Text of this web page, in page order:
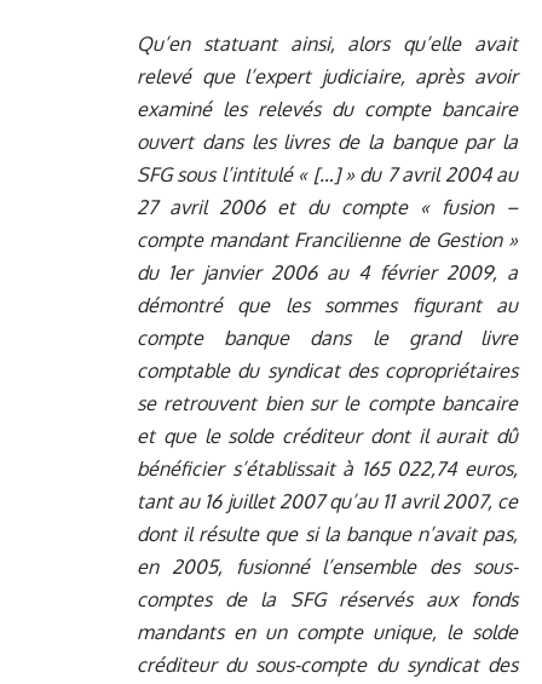
Qu’en statuant ainsi, alors qu’elle avait
relevé que l’expert judiciaire, après avoir
examiné les relevés du compte bancaire
ouvert dans les livres de la banque par la
SFG sous l’intitulé « […] » du 7 avril 2004 au
27 avril 2006 et du compte « fusion –
compte mandant Francilienne de Gestion »
du 1er janvier 2006 au 4 février 2009, a
démontré que les sommes figurant au
compte banque dans le grand livre
comptable du syndicat des copropriétaires
se retrouvent bien sur le compte bancaire
et que le solde créditeur dont il aurait dû
bénéficier s’établissait à 165 022,74 euros,
tant au 16 juillet 2007 qu’au 11 avril 2007, ce
dont il résulte que si la banque n’avait pas,
en 2005, fusionné l’ensemble des sous-
comptes de la SFG réservés aux fonds
mandants en un compte unique, le solde
créditeur du sous-compte du syndicat des